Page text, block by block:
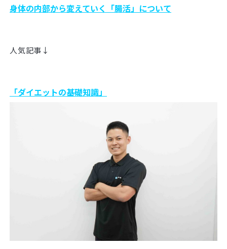
身体の内部から変えていく「腸活」について
人気記事↓
「ダイエットの基礎知識」